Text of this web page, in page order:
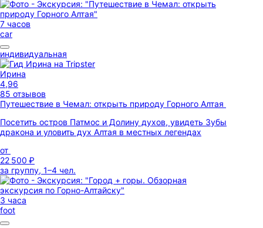
7 часов
car
индивидуальная
Ирина
4,96
85 отзывов
Путешествие в Чемал: открыть природу Горного Алтая
Посетить остров Патмос и Долину духов, увидеть Зубы
дракона и уловить дух Алтая в местных легендах
от
22 500 ₽
за группу, 1–4 чел.
3 часа
foot